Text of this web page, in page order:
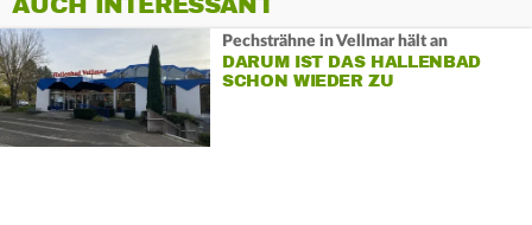
Pechsträhne in Vellmar hält an
DARUM IST DAS HALLENBAD
SCHON WIEDER ZU